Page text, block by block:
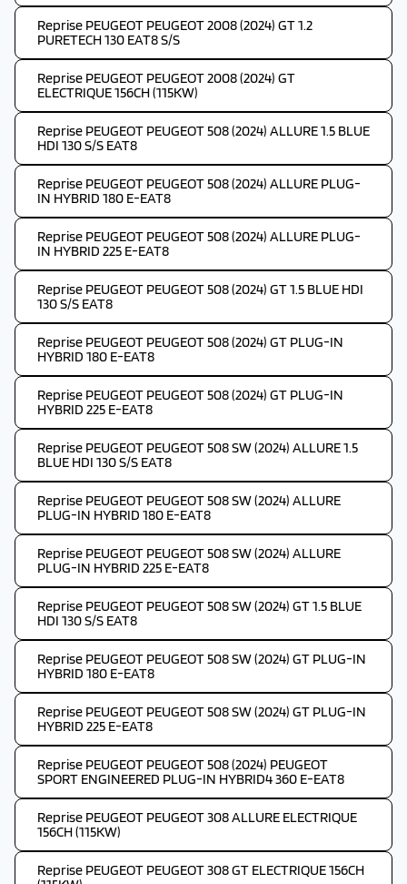
Reprise PEUGEOT PEUGEOT 2008 (2024) GT 1.2
PURETECH 130 EAT8 S/S
Reprise PEUGEOT PEUGEOT 2008 (2024) GT
ELECTRIQUE 156CH (115KW)
Reprise PEUGEOT PEUGEOT 508 (2024) ALLURE 1.5 BLUE
HDI 130 S/S EAT8
Reprise PEUGEOT PEUGEOT 508 (2024) ALLURE PLUG-
IN HYBRID 180 E-EAT8
Reprise PEUGEOT PEUGEOT 508 (2024) ALLURE PLUG-
IN HYBRID 225 E-EAT8
Reprise PEUGEOT PEUGEOT 508 (2024) GT 1.5 BLUE HDI
130 S/S EAT8
Reprise PEUGEOT PEUGEOT 508 (2024) GT PLUG-IN
HYBRID 180 E-EAT8
Reprise PEUGEOT PEUGEOT 508 (2024) GT PLUG-IN
HYBRID 225 E-EAT8
Reprise PEUGEOT PEUGEOT 508 SW (2024) ALLURE 1.5
BLUE HDI 130 S/S EAT8
Reprise PEUGEOT PEUGEOT 508 SW (2024) ALLURE
PLUG-IN HYBRID 180 E-EAT8
Reprise PEUGEOT PEUGEOT 508 SW (2024) ALLURE
PLUG-IN HYBRID 225 E-EAT8
Reprise PEUGEOT PEUGEOT 508 SW (2024) GT 1.5 BLUE
HDI 130 S/S EAT8
Reprise PEUGEOT PEUGEOT 508 SW (2024) GT PLUG-IN
HYBRID 180 E-EAT8
Reprise PEUGEOT PEUGEOT 508 SW (2024) GT PLUG-IN
HYBRID 225 E-EAT8
Reprise PEUGEOT PEUGEOT 508 (2024) PEUGEOT
SPORT ENGINEERED PLUG-IN HYBRID4 360 E-EAT8
Reprise PEUGEOT PEUGEOT 308 ALLURE ELECTRIQUE
156CH (115KW)
Reprise PEUGEOT PEUGEOT 308 GT ELECTRIQUE 156CH